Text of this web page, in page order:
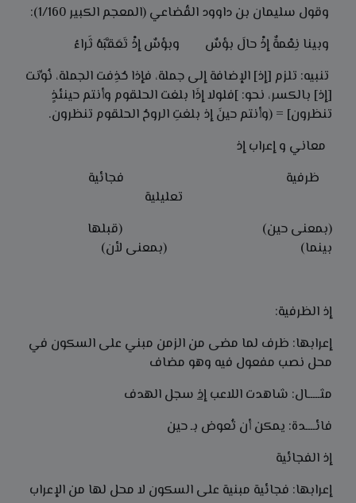
وقول سليمان بن داوود القُضاعي (المعجم الكبير 1/160):
وبينا نِعْمةٌ إذْ حالَ بؤسٌ وبؤسٌ إذْ تَعَقَّبَهُ ثَراءُ
تنبيه: تلزم [إذ] الإضافة إلى جملة، فإذا حُذِفت الجملة، نُوِّنت
[إذ] بالكسر، نحو: ]فلولا إذَا بلغت الحلقوم وأنتم حينئذٍ
تنظرون] = (وأنتم حينَ إذ بلغتِ الروحُ الحلقوم تنظرون.
معاني و إعراب إذ
ظرفية فجائية
تعليلية
(بمعنى حين) (قبلها
بينما) (بمعنى لأن)
إذ الظرفية:
إعرابها: ظرف لما مضى من الزمن مبني على السكون في
محل نصب مفعول فيه وهو مضاف
مثـــــال: شاهدت اللاعبإذ سجل الهدف
فائــــدة: يمكن أن تُعوض بـ حين
إذ الفجائية
إعرابها: فجائية مبنية على السكون لا محل لها من الإعراب